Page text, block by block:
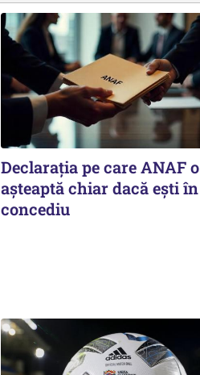
Declarația pe care ANAF o
așteaptă chiar dacă ești în
concediu